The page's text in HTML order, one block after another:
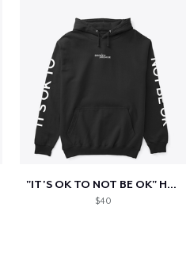
"IT'S OK TO NOT BE OK" Hoodie (BP LOGO)
$40